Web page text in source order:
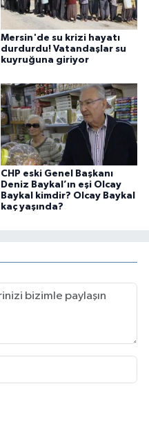
Mersin'de su krizi hayatı
durdurdu! Vatandaşlar su
kuyruğuna giriyor
CHP eski Genel Başkanı
Deniz Baykal’ın eşi Olcay
Baykal kimdir? Olcay Baykal
kaç yaşında?